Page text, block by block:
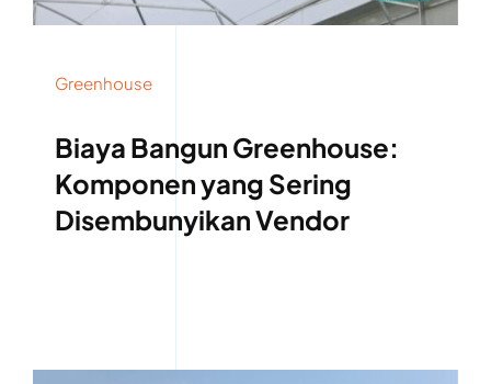
Greenhouse
Biaya Bangun Greenhouse:
Komponen yang Sering
Disembunyikan Vendor